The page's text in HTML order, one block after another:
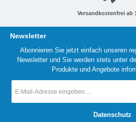
Versandkostenfrei ab
Newsletter
Abonnieren Sie jetzt einfach unseren
Newsletter und Sie werden stets unter
Produkte und Angebote
Mail-
Datenschutz